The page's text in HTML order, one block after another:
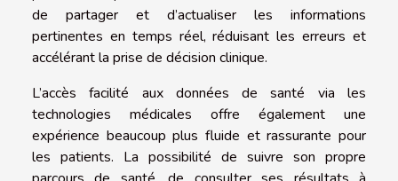
de partager et d’actualiser les informations
pertinentes en temps réel, réduisant les erreurs et
accélérant la prise de décision clinique.
L’accès facilité aux données de santé via les
technologies médicales offre également une
expérience beaucoup plus fluide et rassurante pour
les patients. La possibilité de suivre son propre